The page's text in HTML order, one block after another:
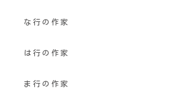
な行の作家
は行の作家
ま行の作家